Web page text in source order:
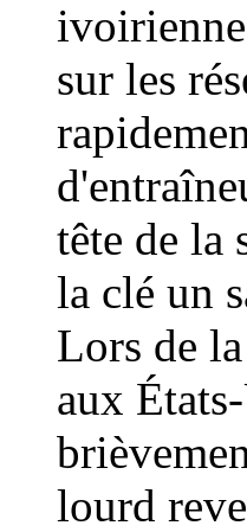
sur les
tête de la
la clé un
Lors de
aux
lourd